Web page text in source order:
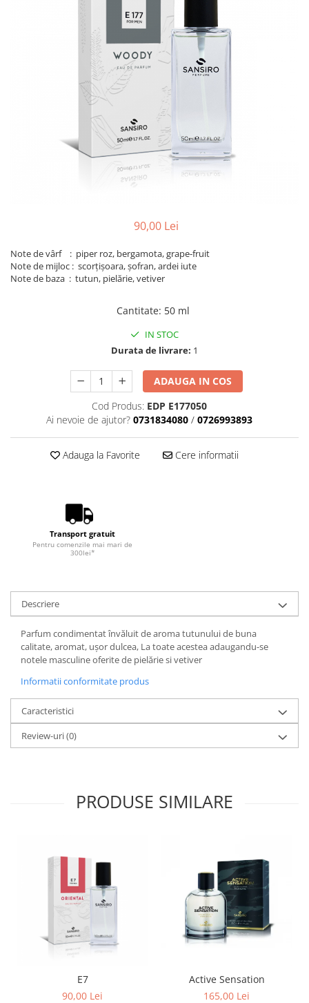
90,00 Lei
Note de vârf : piper roz, bergamota, grape-fruit
Note de mijloc : scorțișoara, șofran, ardei iute
Note de baza : tutun, pielărie, vetiver
Cantitate: 50 ml
IN STOC
Durata de livrare: 1
ADAUGA IN COS
Cod Produs: EDP E177050
Ai nevoie de ajutor? 0731834080 / 0726993893
Adauga la Favorite Cere informatii
Transport gratuit
Pentru comenzile mai mari de
300lei*
Descriere
Parfum condimentat învăluit de aroma tutunului de buna
calitate, aromat, ușor dulcea, La toate acestea adaugandu-se
notele masculine oferite de pielărie si vetiver
Informatii conformitate produs
Caracteristici
Review-uri(0)
PRODUSE SIMILARE
E7
90,00 Lei
Active Sensation
165,00 Lei